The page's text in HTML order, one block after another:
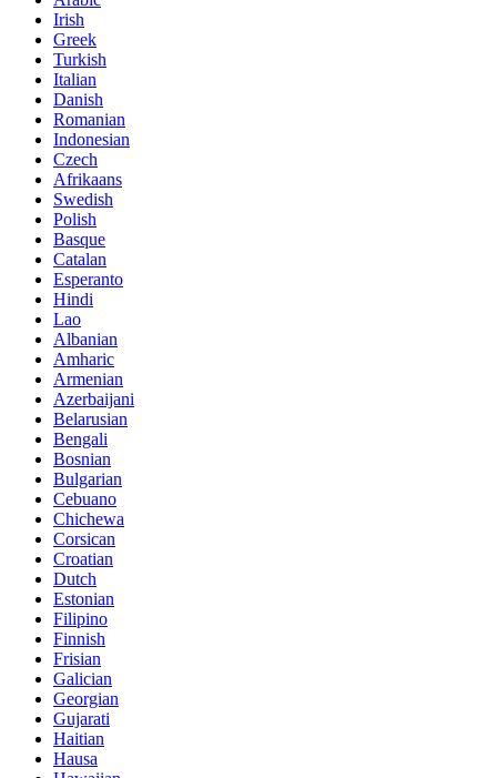
Irish
Greek
Turkish
Italian
Danish
Romanian
Indonesian
Czech
Afrikaans
Swedish
Polish
Basque
Catalan
Esperanto
Hindi
Lao
Albanian
Amharic
Armenian
Azerbaijani
Belarusian
Bengali
Bosnian
Bulgarian
Cebuano
Chichewa
Corsican
Croatian
Dutch
Estonian
Filipino
Finnish
Frisian
Galician
Georgian
Gujarati
Haitian
Hausa